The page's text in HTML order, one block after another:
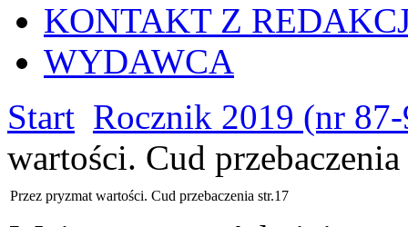
KONTAKT Z
WYDAWCA
Start Rocznik 2019 (nr
wartości. Cud
Przez pryzmat wartości. Cud przebaczenia str.17